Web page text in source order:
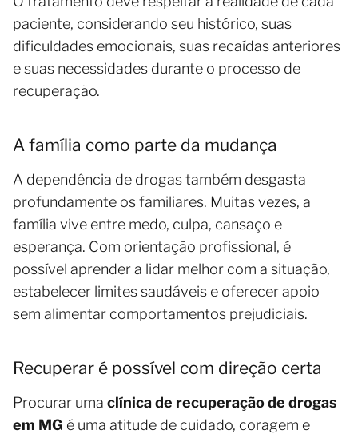
paciente, considerando seu histórico, suas
dificuldades emocionais, suas recaídas anteriores
e suas necessidades durante o processo de
recuperação.
A família como parte da mudança
A dependência de drogas também desgasta
profundamente os familiares. Muitas vezes, a
família vive entre medo, culpa, cansaço e
esperança. Com orientação profissional, é
possível aprender a lidar melhor com a situação,
estabelecer limites saudáveis e oferecer apoio
sem alimentar comportamentos prejudiciais.
Recuperar é possível com direção certa
Procurar uma clínica de recuperação de drogas
em MG é uma atitude de cuidado, coragem e